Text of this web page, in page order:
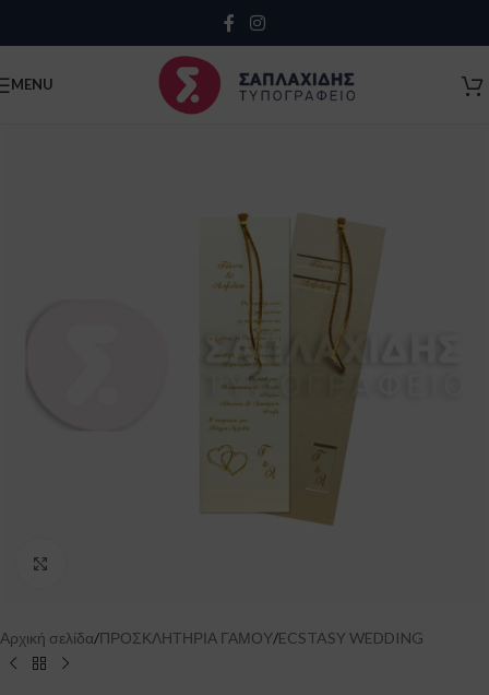
Κλείσιμο
MENU
Αρχική σελίδα/ΠΡΟΣΚΛΗΤΗΡΙΑ ΓΑΜΟΥ/ECSTASY WEDDING